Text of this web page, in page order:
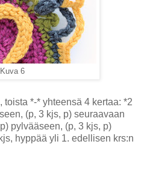
Kuva 6
*-* yhteensä 4 kertaa: *2
(p, 3 kjs, p) seuraavaan
pylvääseen, (p, 3 kjs, p)
hyppää yli 1. edellisen krs:n